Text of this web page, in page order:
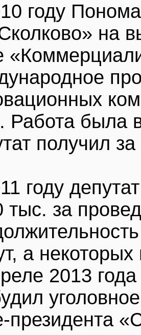
году
на
Работа была
получил
году
тыс. за
а
2013
президента